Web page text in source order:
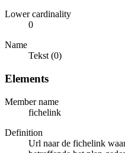
Lower cardinality
0
Name
Tekst (0)
Elements
Member name
fichelink
Definition
Url naar de fichelink